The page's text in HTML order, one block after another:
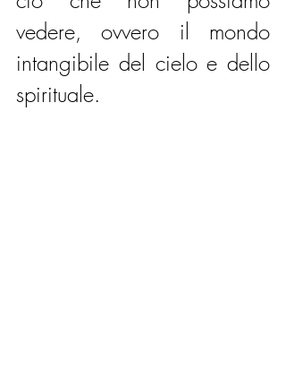
vedere, ovvero il mondo
intangibile del cielo e dello
spirituale.